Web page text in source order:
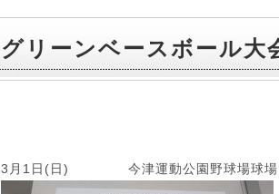
グリーンベースボール大
3月1日(日) 今津運動公園野球場球場